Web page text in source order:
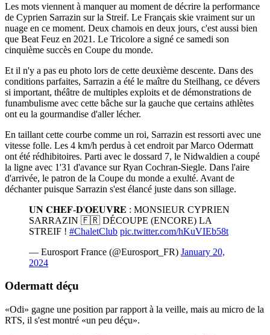
Les mots viennent à manquer au moment de décrire la performance
de Cyprien Sarrazin sur la Streif. Le Français skie vraiment sur un
nuage en ce moment. Deux chamois en deux jours, c'est aussi bien
que Beat Feuz en 2021. Le Tricolore a signé ce samedi son
cinquième succès en Coupe du monde.
Et il n'y a pas eu photo lors de cette deuxième descente. Dans des
conditions parfaites, Sarrazin a été le maître du Steilhang, ce dévers
si important, théâtre de multiples exploits et de démonstrations de
funambulisme avec cette bâche sur la gauche que certains athlètes
ont eu la gourmandise d'aller lécher.
En taillant cette courbe comme un roi, Sarrazin est ressorti avec une
vitesse folle. Les 4 km/h perdus à cet endroit par Marco Odermatt
ont été rédhibitoires. Parti avec le dossard 7, le Nidwaldien a coupé
la ligne avec 1'31 d'avance sur Ryan Cochran-Siegle. Dans l'aire
d'arrivée, le patron de la Coupe du monde a exulté. Avant de
déchanter puisque Sarrazin s'est élancé juste dans son sillage.
𝐔𝐍 𝐂𝐇𝐄𝐅-𝐃'𝐎𝐄𝐔𝐕𝐑𝐄 : MONSIEUR CYPRIEN
SARRAZIN 🇫🇷 DÉCOUPE (ENCORE) LA
STREIF ! #ChaletClub pic.twitter.com/hKuVIEb58t
— Eurosport France (@Eurosport_FR) January 20,
2024
Odermatt déçu
«Odi» gagne une position par rapport à la veille, mais au micro de la
RTS, il s'est montré «un peu déçu».